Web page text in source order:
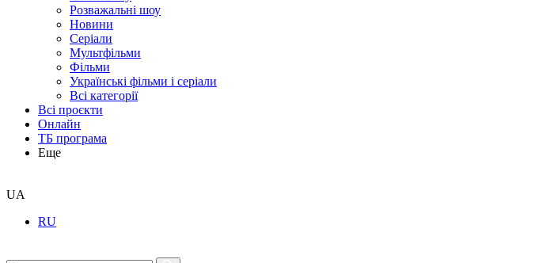
Розважальні шоу
Новини
Серіали
Мультфільми
Фільми
Українські фільми і серіали
Всі категорії
Всі проєкти
Онлайн
ТБ програма
Еще
UA
RU